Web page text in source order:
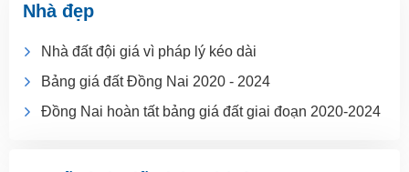
Nhà đẹp
Nhà đất đội giá vì pháp lý kéo dài
Bảng giá đất Đồng Nai 2020 - 2024
Đồng Nai hoàn tất bảng giá đất giai đoạn 2020-2024